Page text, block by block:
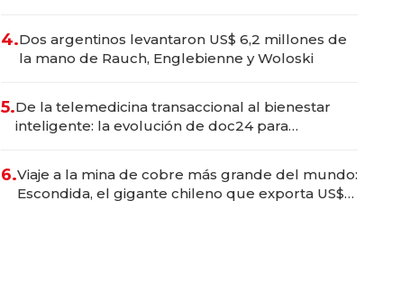
4.Dos argentinos levantaron US$ 6,2 millones de
la mano de Rauch, Englebienne y Woloski
5.De la telemedicina transaccional al bienestar
inteligente: la evolución de doc24 para
6.Viaje a la mina de cobre más grande del mundo:
Escondida, el gigante chileno que exporta US$